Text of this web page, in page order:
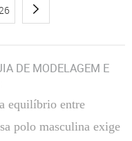
DE MODELAGEM E
equilíbrio entre
polo masculina exige